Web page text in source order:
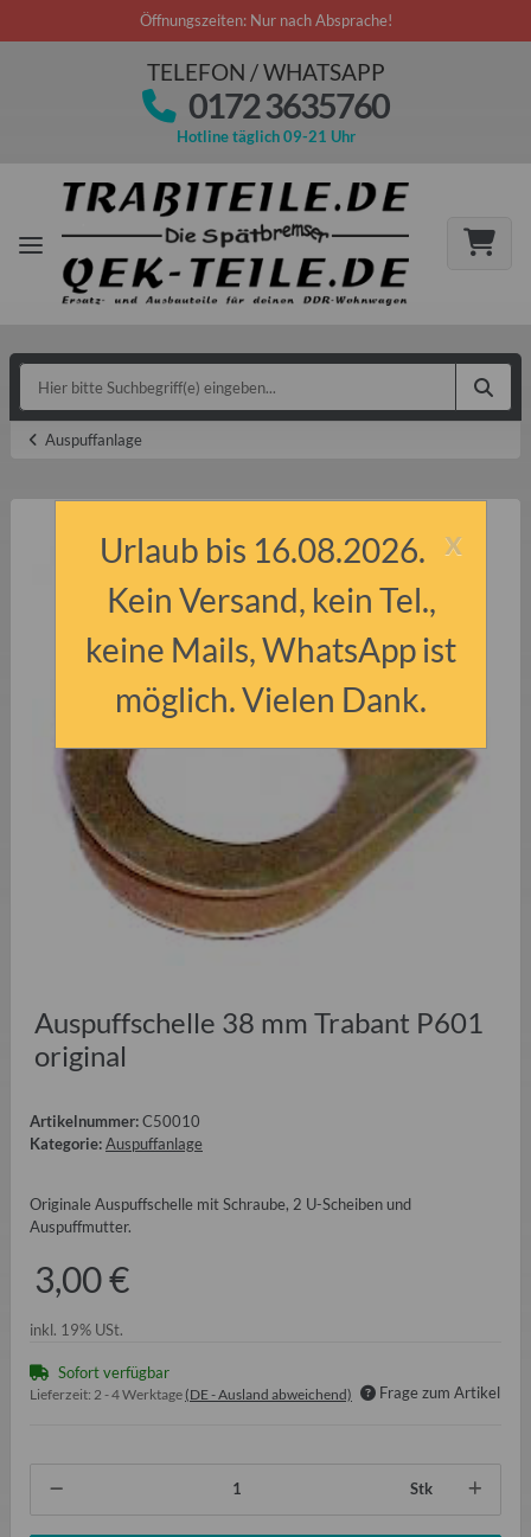
Öffnungszeiten: Nur nach Absprache!
TELEFON / WHATSAPP
0172 3635760
Hotline täglich 09-21 Uhr
Auspuffanlage
Auspuffschelle 38 mm Trabant P601
original
Artikelnummer:C50010
Kategorie:Auspuffanlage
Originale Auspuffschelle mit Schraube, 2 U-Scheiben und
Auspuffmutter.
3,00 €
inkl. 19% USt.
Sofort verfügbar
Lieferzeit: 2 - 4 Werktage (DE - Ausland abweichend) Frage zum Artikel
Stk
x
Urlaub bis 16.08.2026.
Kein Versand, kein Tel.,
keine Mails, WhatsApp ist
möglich. Vielen Dank.